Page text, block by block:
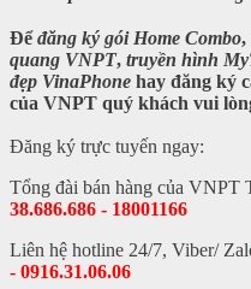
Đểđăng ký gói Home Combo,
quang VNPT, truyền hình
đẹp VinaPhone hay đăng ký
của VNPT quý khách vui
Đăng ký trực tuyến ngay:
Tổng đài bán hàng của VNPT
38.686.686 - 18001166
Liên hệ hotline 24/7, Viber/
- 0916.31.06.06